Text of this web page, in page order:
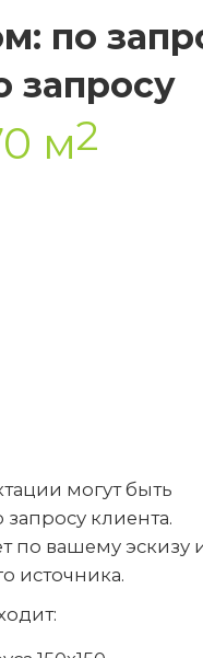
по
запросу
м2
могут быть
клиента.
по вашему эскизу
источника.